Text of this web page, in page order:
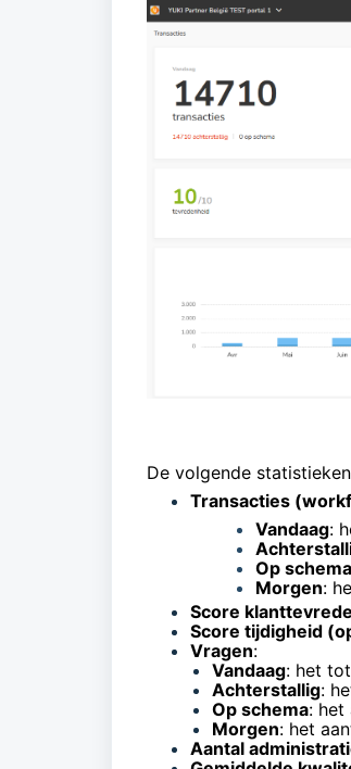
De volgende
Transacties
Vandaag:
Op schema
Morgen:
Score
Score tijdigheid
Vragen:
Vandaag: het
Achterstallig:
Op schema: het
Morgen: het
Aantal